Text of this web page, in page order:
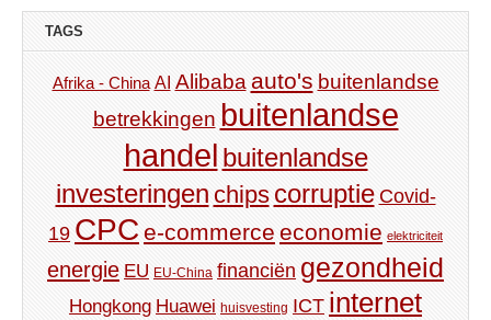
TAGS
Afrika - China AI Alibaba auto's buitenlandse
betrekkingen buitenlandse
handel buitenlandse
investeringen chips corruptie Covid-
19 CPC e-commerce economie elektriciteit
energie EU EU-China financiën gezondheid
Hongkong Huawei huisvesting ICT internet